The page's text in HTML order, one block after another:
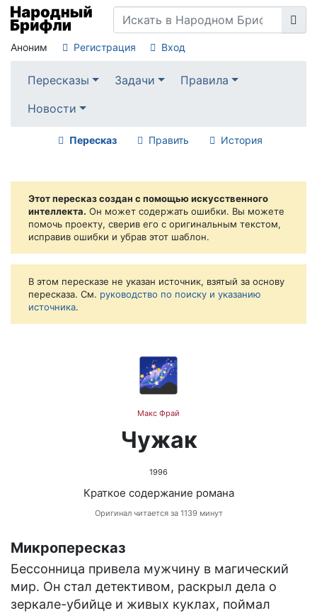
Аноним Регистрация Вход
Пересказы Задачи
Правила
Новости
Пересказ Править История
Этот пересказ создан с помощью искусственного
интеллекта. Он может содержать ошибки. Вы можете
помочь проекту, сверив его с оригинальным текстом,
исправив ошибки и убрав этот шаблон.
В этом пересказе не указан источник, взятый за основу
пересказа. См. руководство по поиску и указанию
источника.
🌌
Макс Фрай
Чужак
1996
Краткое содержание романа
Оригинал читается за 1139 минут
Микропересказ
Бессонница привела мужчину в магический
мир. Он стал детективом, раскрыл дела о
зеркале-убийце и живых куклах, поймал